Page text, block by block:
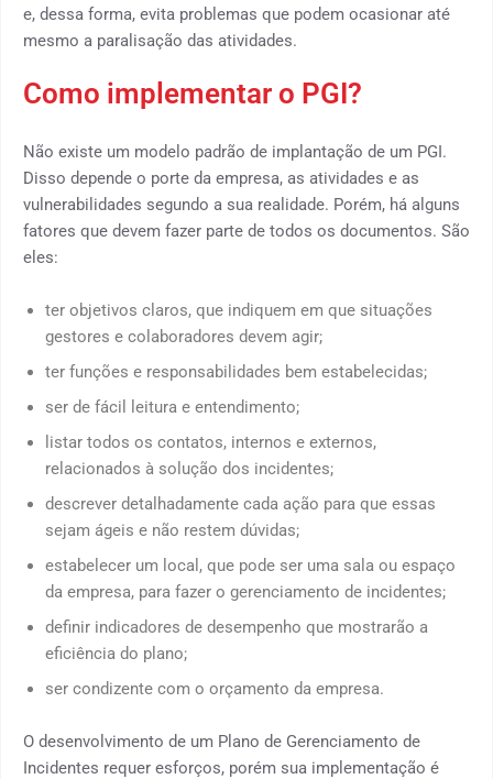
e, dessa forma, evita problemas que podem ocasionar até
mesmo a paralisação das atividades.
Como implementar o PGI?
Não existe um modelo padrão de implantação de um PGI.
Disso depende o porte da empresa, as atividades e as
vulnerabilidades segundo a sua realidade. Porém, há alguns
fatores que devem fazer parte de todos os documentos. São
eles:
ter objetivos claros, que indiquem em que situações
gestores e colaboradores devem agir;
ter funções e responsabilidades bem estabelecidas;
ser de fácil leitura e entendimento;
listar todos os contatos, internos e externos,
relacionados à solução dos incidentes;
descrever detalhadamente cada ação para que essas
sejam ágeis e não restem dúvidas;
estabelecer um local, que pode ser uma sala ou espaço
da empresa, para fazer o gerenciamento de incidentes;
definir indicadores de desempenho que mostrarão a
eficiência do plano;
ser condizente com o orçamento da empresa.
O desenvolvimento de um Plano de Gerenciamento de
Incidentes requer esforços, porém sua implementação é